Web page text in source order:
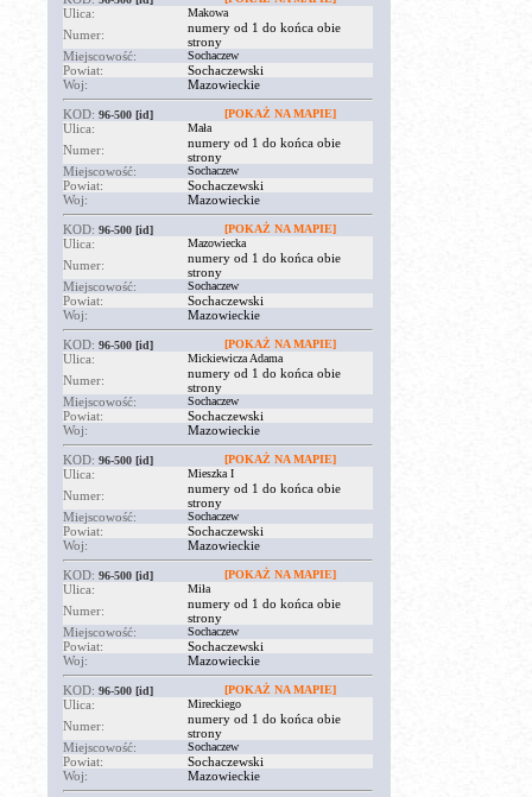
Ulica: Makowa
Numer:
numery od 1 do końca obie
strony
Miejscowość:
Sochaczew
Powiat:
Sochaczewski
Woj:
Mazowieckie
KOD: 96-500 [id] [POKAŻ NA MAPIE]
Ulica: Mała
Numer:
numery od 1 do końca obie
strony
Miejscowość:
Sochaczew
Powiat:
Sochaczewski
Woj:
Mazowieckie
KOD: 96-500 [id] [POKAŻ NA MAPIE]
Ulica: Mazowiecka
Numer:
numery od 1 do końca obie
strony
Miejscowość:
Sochaczew
Powiat:
Sochaczewski
Woj:
Mazowieckie
KOD: 96-500 [id] [POKAŻ NA MAPIE]
Ulica: Mickiewicza Adama
Numer:
numery od 1 do końca obie
strony
Miejscowość:
Sochaczew
Powiat:
Sochaczewski
Woj:
Mazowieckie
KOD: 96-500 [id] [POKAŻ NA MAPIE]
Ulica: Mieszka I
Numer:
numery od 1 do końca obie
strony
Miejscowość:
Sochaczew
Powiat:
Sochaczewski
Woj:
Mazowieckie
KOD: 96-500 [id] [POKAŻ NA MAPIE]
Ulica: Miła
Numer:
numery od 1 do końca obie
strony
Miejscowość:
Sochaczew
Powiat:
Sochaczewski
Woj:
Mazowieckie
KOD: 96-500 [id] [POKAŻ NA MAPIE]
Ulica: Mireckiego
Numer:
numery od 1 do końca obie
strony
Miejscowość:
Sochaczew
Powiat:
Sochaczewski
Woj:
Mazowieckie